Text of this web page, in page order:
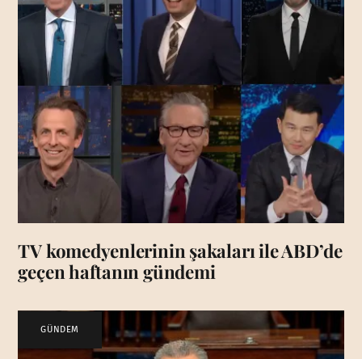
TV komedyenlerinin şakaları ile ABD’de
geçen haftanın gündemi
GÜNDEM